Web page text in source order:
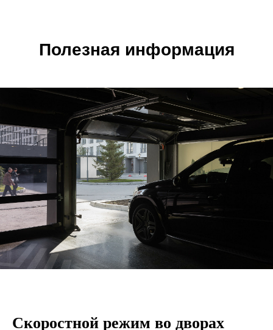
Полезная информация
Скоростной режим во дворах